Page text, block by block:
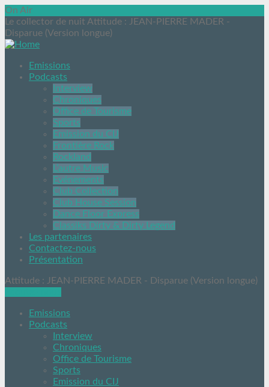
On Air
Le collector de nuit Attitude : JEAN-PIERRE MADER -
Disparue (Version longue)
Emissions
Podcasts
Interview
Chroniques
Office de Tourisme
Sports
Emission du CIJ
Frontière Rock
Rockland
L’autre Music
Evénements
Club Collection
Club House Session
Dance Floor Express
Classiks Dirty & Dirty Legend
Les partenaires
Contactez-nous
Présentation
Attitude : JEAN-PIERRE MADER - Disparue (Version longue)
Emissions
Podcasts
Interview
Chroniques
Office de Tourisme
Sports
Emission du CIJ